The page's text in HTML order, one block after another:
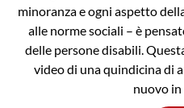
minoranza e ogni aspetto
alle norme sociali – è
delle persone disabili.
video di una quindicina di
nuovo